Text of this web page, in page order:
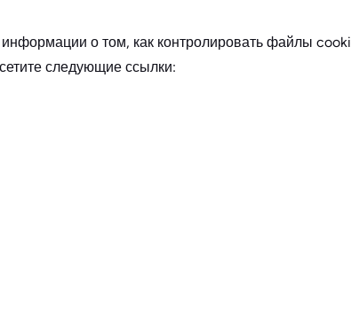
о том, как контролировать файлы
следующие ссылки: